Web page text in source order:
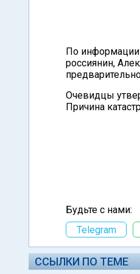
По информации
россиянин,
Очевидцы
Причина
Будьте с нами:
Telegram
ССЫЛКИ ПО ТЕМЕ